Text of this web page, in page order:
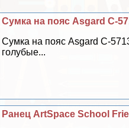
Сумка на пояс Asgard С-
Сумка на пояс Asgard С-
гoлyбые...
Ранец ArtSpace School